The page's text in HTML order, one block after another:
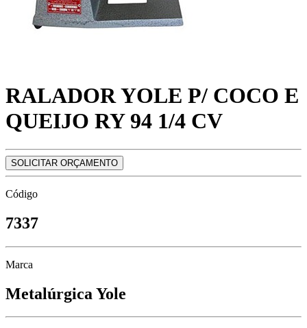
RALADOR YOLE P/ COCO E
QUEIJO RY 94 1/4 CV
SOLICITAR ORÇAMENTO
Código
7337
Marca
Metalúrgica Yole